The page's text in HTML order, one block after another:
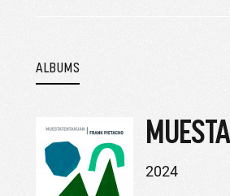
ALBUMS
2024